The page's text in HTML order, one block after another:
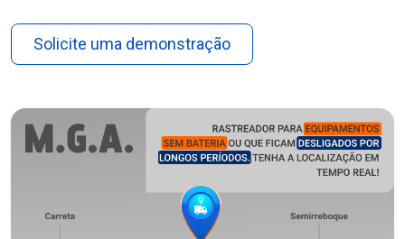
Solicite uma demonstração